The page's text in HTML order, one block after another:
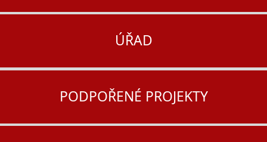
ÚŘAD
PODPOŘENÉ PROJEKTY